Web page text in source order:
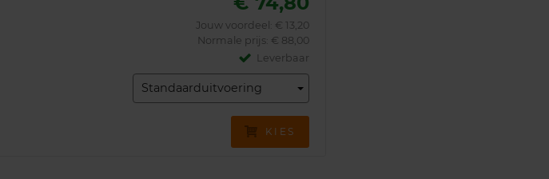
Jouw voordeel: € 13,20
Normale prijs: € 88,00
Leverbaar
Standaarduitvoering
KIES